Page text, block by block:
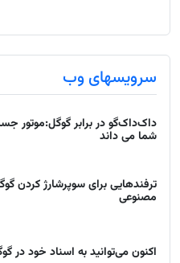
سرویسهای وب
داک‌داک‌گو در برابر گوگل:موتور
شما می داند
ترفندهایی برای سوپرشارژ کردن
مصنوعی
اکنون می‌توانید به اسناد خود